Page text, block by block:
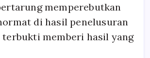
memperebutkan
di hasil penelusuran
terbukti memberi hasil yang